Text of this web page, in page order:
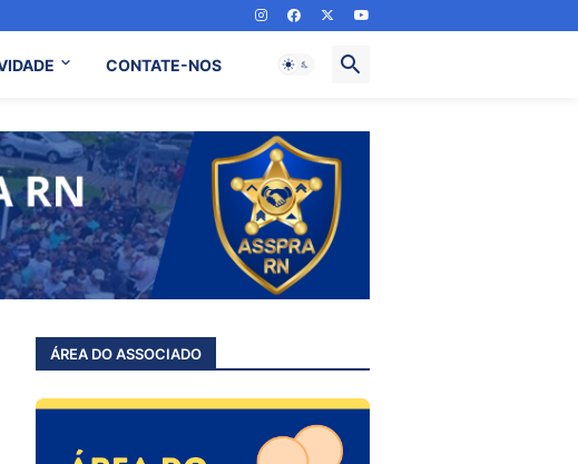
CONTATE-NOS
ÁREA DO ASSOCIADO